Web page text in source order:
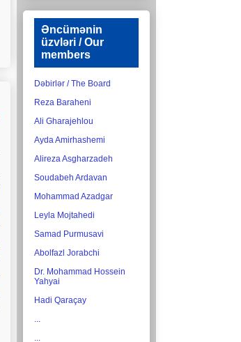
Əncümənin
üzvləri / Our
members
Dəbirlər / The Board
Reza Baraheni
Ali Gharajehlou
Ayda Amirhashemi
Alireza Asgharzadeh
Soudabeh Ardavan
Mohammad Azadgar
Leyla Mojtahedi
Samad Purmusavi
Abolfazl Jorabchi
Dr. Mohammad Hossein
Yahyai
Hadi Qaraçay
...
...